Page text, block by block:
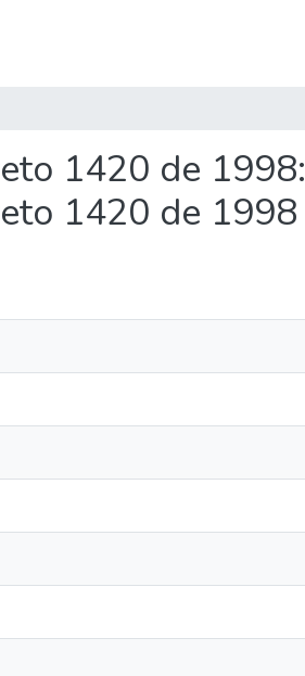
1420 de 1998:
1420 de 1998